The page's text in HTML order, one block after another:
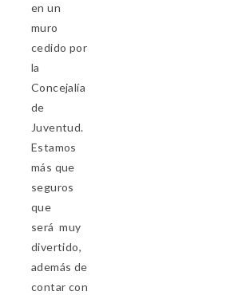
en un
muro
cedido por
la
Concejalía
de
Juventud.
Estamos
más que
seguros
que
será muy
divertido,
además de
contar con